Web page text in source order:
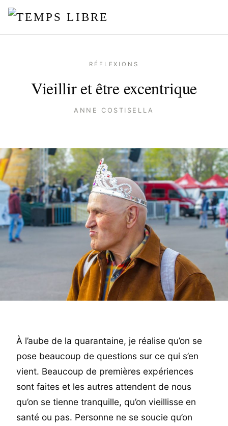
RÉFLEXIONS
Vieillir et être excentrique
ANNE COSTISELLA
À l’aube de la quarantaine, je réalise qu’on se
pose beaucoup de questions sur ce qui s’en
vient. Beaucoup de premières expériences
sont faites et les autres attendent de nous
qu’on se tienne tranquille, qu’on vieillisse en
santé ou pas. Personne ne se soucie qu’on